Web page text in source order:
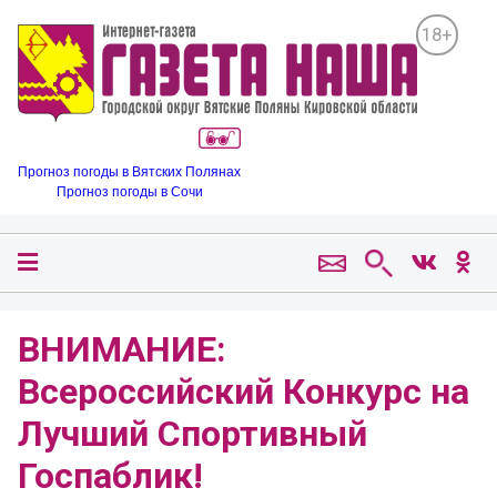
18+
Прогноз погоды в Вятских Полянах
Прогноз погоды в Сочи
ВНИМАНИЕ:
Всероссийский Конкурс на
Лучший Спортивный
Госпаблик!